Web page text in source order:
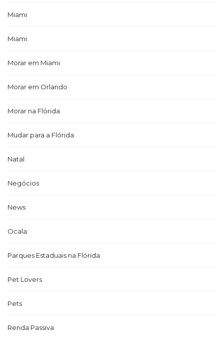
Miami
Miami
Morar em Miami
Morar em Orlando
Morar na Flórida
Mudar para a Flórida
Natal
Negócios
News
Ocala
Parques Estaduais na Flórida
Pet Lovers
Pets
Renda Passiva